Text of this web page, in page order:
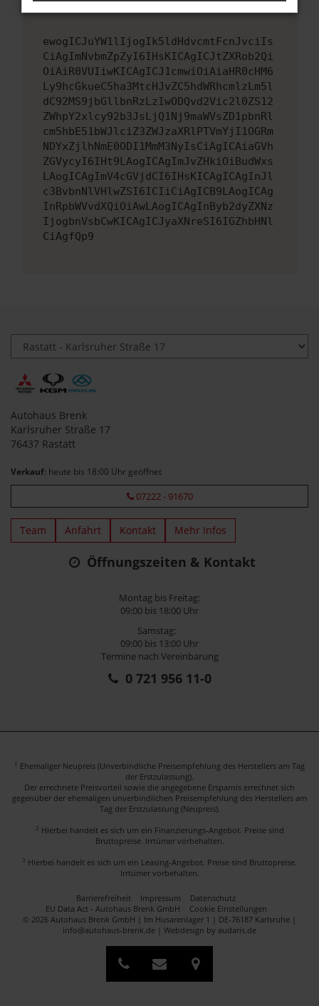
ewogICJuYW1lIjogIk5ldHdvcmtFcnJvciIs
CiAgImNvbmZpZyI6IHsKICAgICJtZXRob2Qi
OiAiR0VUIiwKICAgICJ1cmwiOiAiaHR0cHM6
Ly9hcGkueC5ha3MtcHJvZC5hdWRhcmlzLm5l
dC92MS9jbGllbnRzLzIwODQvd2Vic2l0ZS12
ZWhpY2xlcy92b3JsLjQ1Nj9maWVsZD1pbnRl
cm5hbE51bWJlciZ3ZWJzaXRlPTVmYjI1OGRm
NDYxZjlhNmE0ODI1MmM3NyIsCiAgICAiaGVh
ZGVycyI6IHt9LAogICAgImJvZHkiOiBudWxs
LAogICAgImV4cGVjdCI6IHsKICAgICAgInJl
c3BvbnNlVHlwZSI6ICIiCiAgICB9LAogICAg
InRpbWVvdXQiOiAwLAogICAgInByb2dyZXNz
IjogbnVsbCwKICAgICJyaXNreSI6IGZhbHNl
CiAgfQp9
Autohaus Brenk
Karlsruher Straße 17
76437 Rastatt
Verkauf: heute bis 18:00 Uhr geöffnet
07222 - 91670
Team Anfahrt Kontakt Mehr Infos
Öffnungszeiten & Kontakt
Montag bis Freitag:
09:00 bis 18:00 Uhr
Samstag:
09:00 bis 13:00 Uhr
Termine nach Vereinbarung
0 721 956 11-0
1 Ehemaliger Neupreis (Unverbindliche Preisempfehlung des Herstellers am Tag
der Erstzulassung).
Der errechnete Preisvorteil sowie die angegebene Ersparnis errechnet sich
gegenüber der ehemaligen unverbindlichen Preisempfehlung des Herstellers am
Tag der Erstzulassung (Neupreis).
2 Hierbei handelt es sich um ein Finanzierungs-Angebot. Preise sind
Bruttopreise. Irrtümer vorbehalten.
3 Hierbei handelt es sich um ein Leasing-Angebot. Preise sind Bruttopreise.
Irrtümer vorbehalten.
Barrierefreiheit Impressum
Datenschutz
EU Data Act - Autohaus Brenk GmbH
Cookie Einstellungen
© 2026 Autohaus Brenk GmbH | Im Husarenlager 1 | DE-76187 Karlsruhe |
info@autohaus-brenk.de | Webdesign by audaris.de